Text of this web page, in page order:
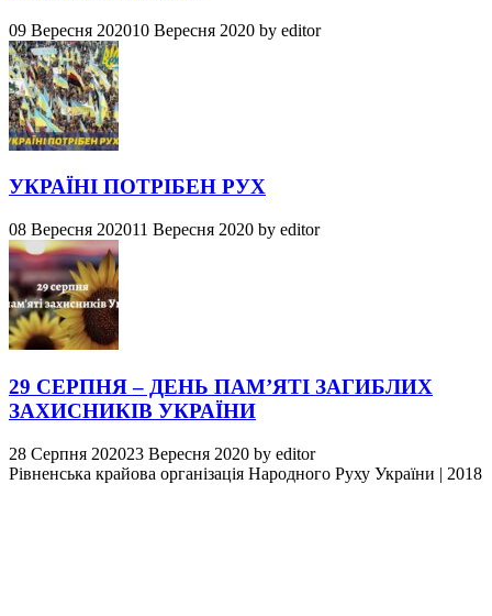
09 Вересня 202010 Вересня 2020 by editor
УКРАЇНІ ПОТРІБЕН РУХ
08 Вересня 202011 Вересня 2020 by editor
29 СЕРПНЯ – ДЕНЬ ПАМ’ЯТІ ЗАГИБЛИХ
ЗАХИСНИКІВ УКРАЇНИ
28 Серпня 202023 Вересня 2020 by editor
Рівненська крайова організація Народного Руху України | 2018